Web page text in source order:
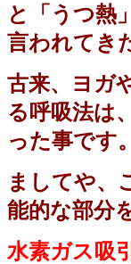
と「うつ熱
言われてき
古来、ヨガ
る呼吸法は
った事です。
ましてや、
能的な部分
水素ガス吸